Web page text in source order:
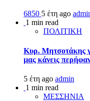
6850 5 έτη ago
1 min read
ΠΟΛΙΤΙΚΗ
Κυρ. Μητσοτάκης
μας κάνεις
5 έτη ago admin
1 min read
ΜΕΣΣΗΝΙΑ